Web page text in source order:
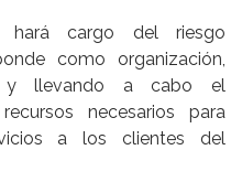
hará cargo del riesgo
como organización,
y llevando a cabo el
necesarios para
a los clientes del